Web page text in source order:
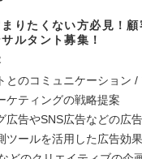
りたくない方必見！
ルタント募集！
とのコミュニケーション
ケティングの戦略提案
広告やSNS広告などの広
ツールを活用した広告効